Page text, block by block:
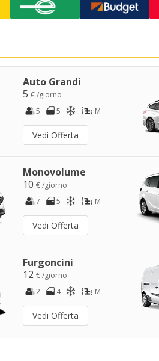
Auto Grandi
5 € /giorno
5
5 M
Vedi Offerta
Monovolume
10 € /giorno
7
5 M
Vedi Offerta
Furgoncini
12 € /giorno
2
4 M
Vedi Offerta